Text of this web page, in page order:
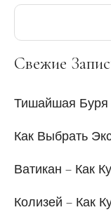
Свежие
Тишайшая Буря
Как Выбрать
Ватикан – Как
Колизей – Как